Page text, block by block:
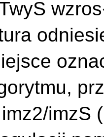
imzS